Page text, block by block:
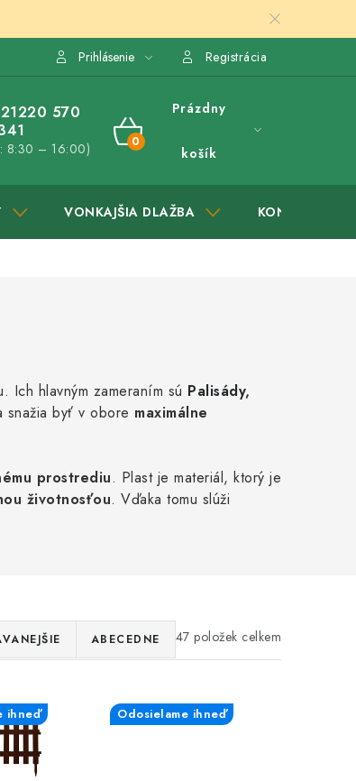
Prihlásenie Registrácia
570
8:30 – 16:00)
NÁKUPNÝ
Prázdny
košík
VONKAJŠIA DLAŽBA KONTAKTY
Ich hlavným zameraním sú Palisády,
snažia byť v obore maximálne
prostrediu. Plast je materiál, ktorý je
životnosťou. Vďaka tomu slúži
47
ABECEDNE
ihneď Odosielame ihneď